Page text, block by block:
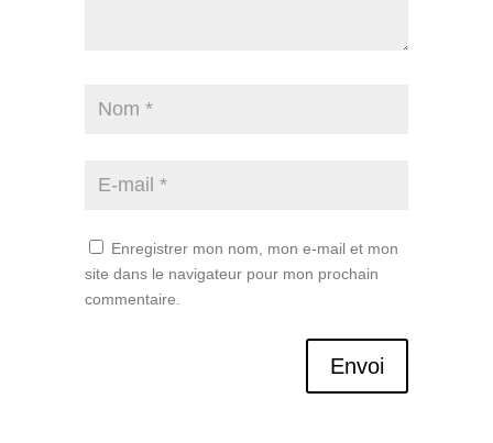
Enregistrer mon nom, mon e-mail et mon
site dans le navigateur pour mon prochain
commentaire.
Envoi